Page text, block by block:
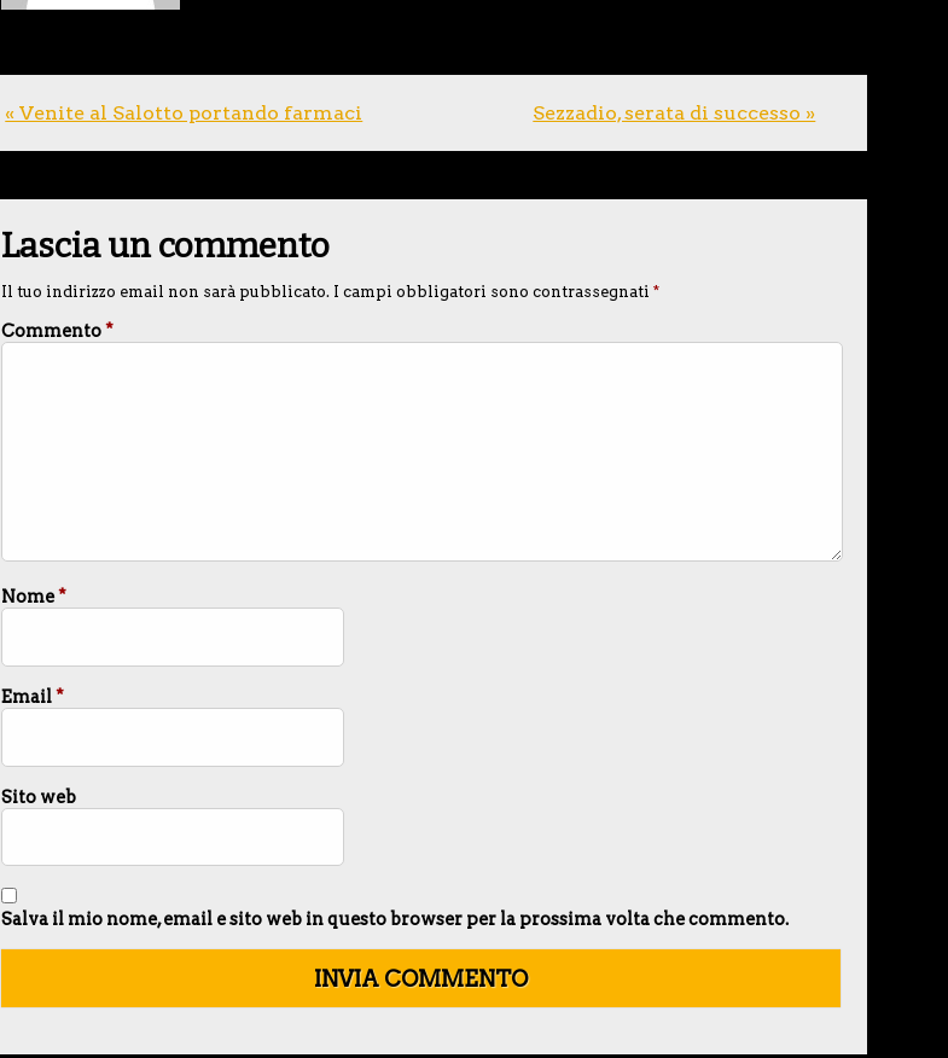
« Venite al Salotto portando farmaci Sezzadio, serata di successo »
Lascia un commento
Il tuo indirizzo email non sarà pubblicato. I campi obbligatori sono contrassegnati *
Commento*
Nome*
Email*
Sito web
Salva il mio nome, email e sito web in questo browser per la prossima volta che commento.